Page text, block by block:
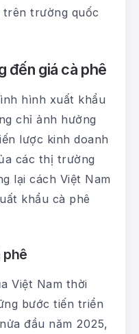
trên trường quốc
đến giá cà phê
hình xuất khẩu
chỉ ảnh hưởng
lược kinh doanh
các thị trường
lại cách Việt Nam
khẩu cà phê
phê
Việt Nam thời
bước tiến triển
đầu năm 2025,